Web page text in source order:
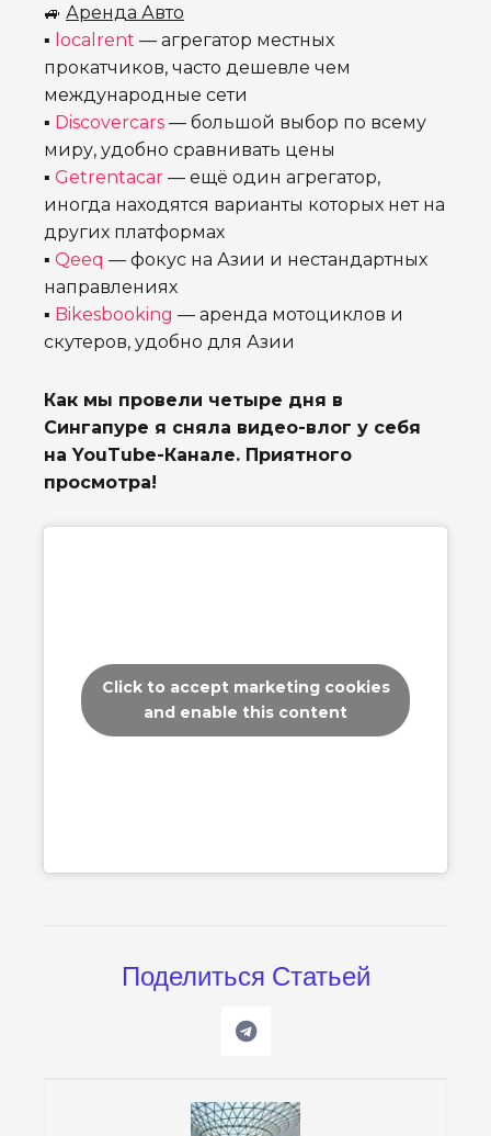
🚙 Аренда Авто
▪ localrent — агрегатор местных
прокатчиков, часто дешевле чем
международные сети
▪ Discovercars — большой выбор по всему
миру, удобно сравнивать цены
▪ Getrentacar — ещё один агрегатор,
иногда находятся варианты которых нет на
других платформах
▪ Qeeq — фокус на Азии и нестандартных
направлениях
▪ Bikesbooking — аренда мотоциклов и
скутеров, удобно для Азии
Как мы провели четыре дня в
Сингапуре я сняла видео-влог у себя
на YouTube-Канале. Приятного
просмотра!
Click to accept marketing cookies
and enable this content
Поделиться Статьей